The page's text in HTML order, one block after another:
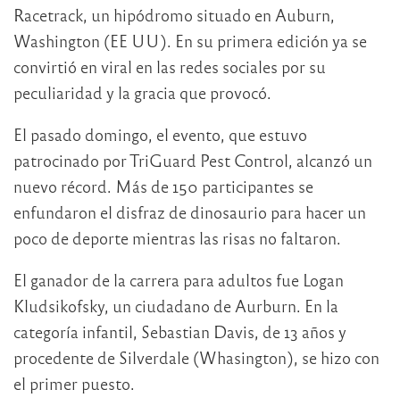
Racetrack, un hipódromo situado en Auburn,
Washington (EE UU). En su primera edición ya se
convirtió en viral en las redes sociales por su
peculiaridad y la gracia que provocó.
El pasado domingo, el evento, que estuvo
patrocinado por TriGuard Pest Control, alcanzó un
nuevo récord. Más de 150 participantes se
enfundaron el disfraz de dinosaurio para hacer un
poco de deporte mientras las risas no faltaron.
El ganador de la carrera para adultos fue Logan
Kludsikofsky, un ciudadano de Aurburn. En la
categoría infantil, Sebastian Davis, de 13 años y
procedente de Silverdale (Whasington), se hizo con
el primer puesto.